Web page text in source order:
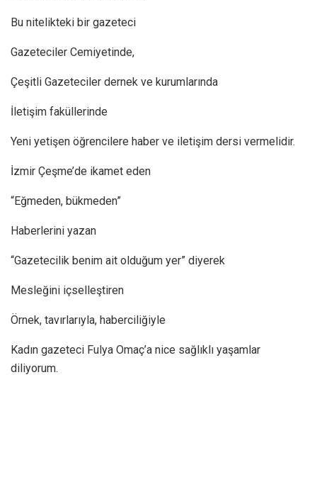
Bu nitelikteki bir gazeteci
Gazeteciler Cemiyetinde,
Çeşitli Gazeteciler dernek ve kurumlarında
İletişim faküllerinde
Yeni yetişen öğrencilere haber ve iletişim dersi vermelidir.
İzmir Çeşme’de ikamet eden
“Eğmeden, bükmeden”
Haberlerini yazan
“Gazetecilik benim ait olduğum yer” diyerek
Mesleğini içselleştiren
Örnek, tavırlarıyla, haberciliğiyle
Kadın gazeteci Fulya Omaç’a nice sağlıklı yaşamlar
diliyorum.